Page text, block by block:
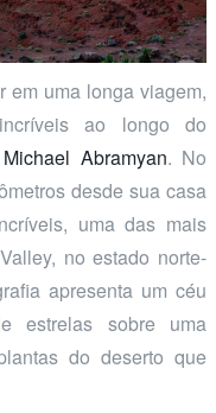
em uma longa viagem,
ao longo do
Michael Abramyan. No
desde sua casa
uma das mais
no estado norte-
apresenta um céu
estrelas sobre uma
do deserto que